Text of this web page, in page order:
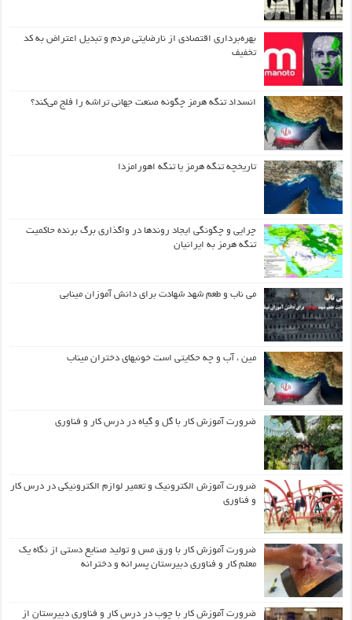
بهره‌برداری اقتصادی از نارضایتی مردم و تبدیل اعتراض به کد
تخفیف
انسداد تنگه هرمز چگونه صنعت جهانی تراشه را فلج می‌کند؟
تاریخچه تنگه هرمز یا تنگه اهورامزدا
چرایی و چگونگی ایجاد روندها در واگذاری برگ برنده حاکمیت
تنگه هرمز به ایرانیان
می ناب و طعم شهد شهادت برای دانش آموزان مینابی
مین ، آب و چه حکایتی است خونبهای دختران میناب
ضرورت آموزش کار با گل و گیاه در درس کار و فناوری
ضرورت آموزش الکترونیک و تعمیر لوازم الکترونیکی در درس کار
و فناوری
ضرورت آموزش کار با ورق مس و تولید صنایع دستی از نگاه یک
معلم کار و فناوری دبیرستان پسرانه و دخترانه
ضرورت آموزش کار با چوب در درس کار و فناوری دبیرستان از